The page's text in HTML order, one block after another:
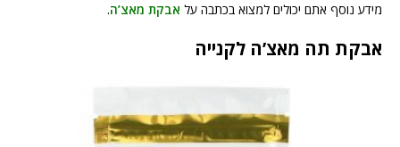
מידע נוסף אתם יכולים למצוא בכתבה על אבקת מאצ’ה.
אבקת תה מאצ’ה לקנייה